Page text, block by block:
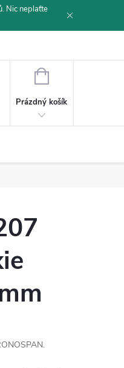
Nic neplaťte
NÁKUPNÍ
Prázdný košík